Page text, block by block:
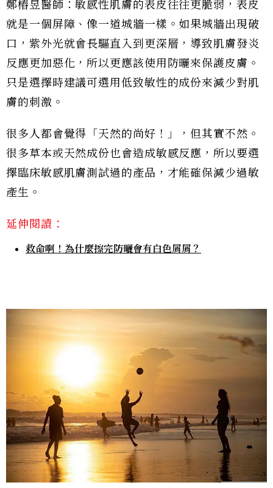
鄭樁昱醫師：敏感性肌膚的表皮往往更脆弱，表皮
就是一個屏障、像一道城牆一樣。如果城牆出現破
口，紫外光就會長驅直入到更深層，導致肌膚發炎
反應更加惡化，所以更應該使用防曬來保護皮膚。
只是選擇時建議可選用低致敏性的成份來減少對肌
膚的刺激。
很多人都會覺得「天然的尚好！」，但其實不然。
很多草本或天然成份也會造成敏感反應，所以要選
擇臨床敏感肌膚測試過的產品，才能確保減少過敏
產生。
延伸閱讀：
救命啊！為什麼擦完防曬會有白色屑屑？